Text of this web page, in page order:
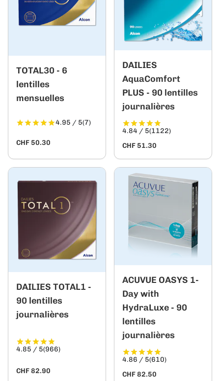
TOTAL30 - 6
lentilles
mensuelles
4.95 / 5(7)
CHF 50.30
DAILIES
AquaComfort
PLUS - 90 lentilles
journalières
4.84 / 5(1122)
CHF 51.30
DAILIES TOTAL1 -
90 lentilles
journalières
4.85 / 5(966)
CHF 82.90
ACUVUE OASYS 1-
Day with
HydraLuxe - 90
lentilles
journalières
4.86 / 5(610)
CHF 82.50